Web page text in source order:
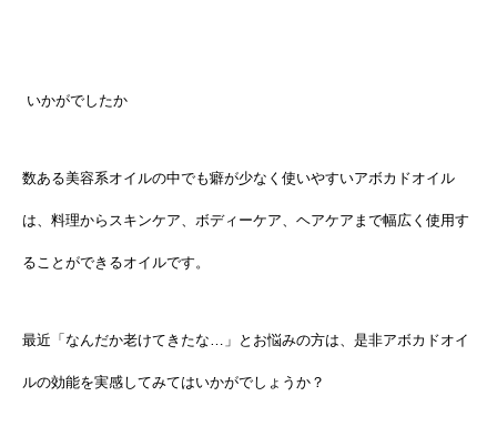
いかがでしたか
数ある美容系オイルの中でも癖が少なく使いやすいアボカドオイル
は、料理からスキンケア、ボディーケア、ヘアケアまで幅広く使用す
ることができるオイルです。
最近「なんだか老けてきたな…」とお悩みの方は、是非アボカドオイ
ルの効能を実感してみてはいかがでしょうか？